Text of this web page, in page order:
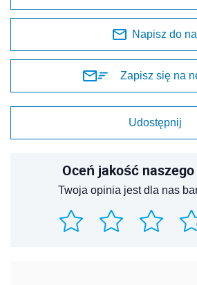
Napisz do
Zapisz się na
Udostępnij
Oceń jakość naszego
Twoja opinia jest dla nas